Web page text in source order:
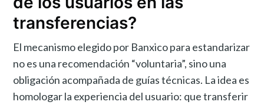
transferencias?
El mecanismo elegido por Banxico para estandarizar
no es una recomendación “voluntaria”, sino una
obligación acompañada de guías técnicas. La idea es
homologar la experiencia del usuario: que transferir